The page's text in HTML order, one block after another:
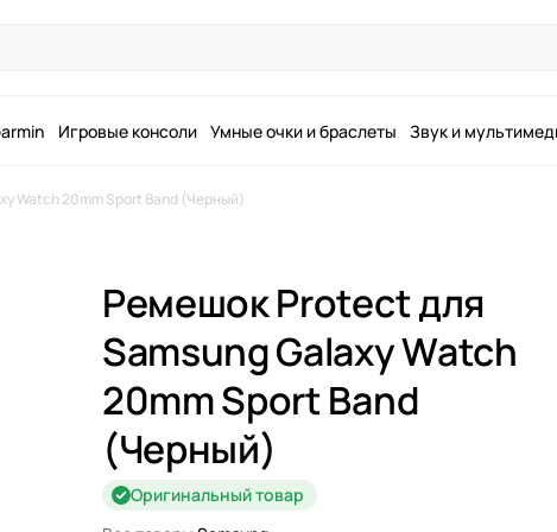
Игровые консоли Умные очки и браслеты Звук и
Watch 20mm Sport Band (Черный)
Ремешок Protect для
Samsung Galaxy Watch
20mm Sport Band
(Черный)
Оригинальный товар